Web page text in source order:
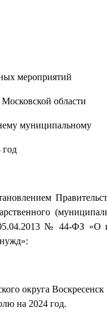
мероприятий
области
муниципальному
№ 44-ФЗ «О
округа
на 2024 год.